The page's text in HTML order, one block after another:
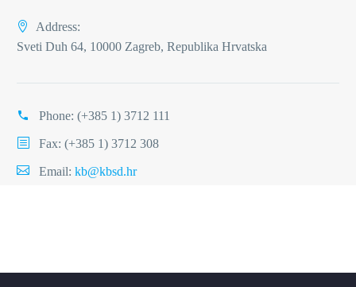
Address:
Sveti Duh 64, 10000 Zagreb, Republika Hrvatska
Phone: (+385 1) 3712 111
Fax: (+385 1) 3712 308
Email: kb@kbsd.hr